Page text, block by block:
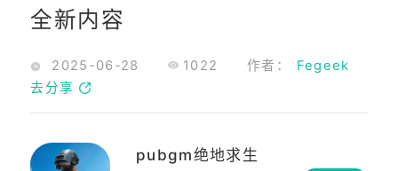
全新内容
2025-06-28 1022 作者： Fegeek
去分享
pubgm绝地求生